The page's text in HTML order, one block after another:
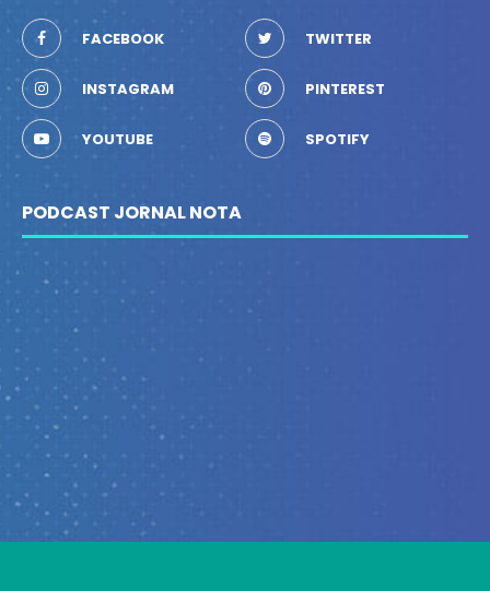
FACEBOOK TWITTER
INSTAGRAM PINTEREST
YOUTUBE SPOTIFY
PODCAST JORNAL NOTA